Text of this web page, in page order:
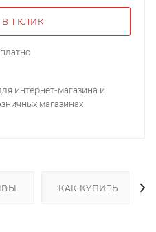
1 КЛИК
интернет-магазина и
магазинах
КАК КУПИТЬ